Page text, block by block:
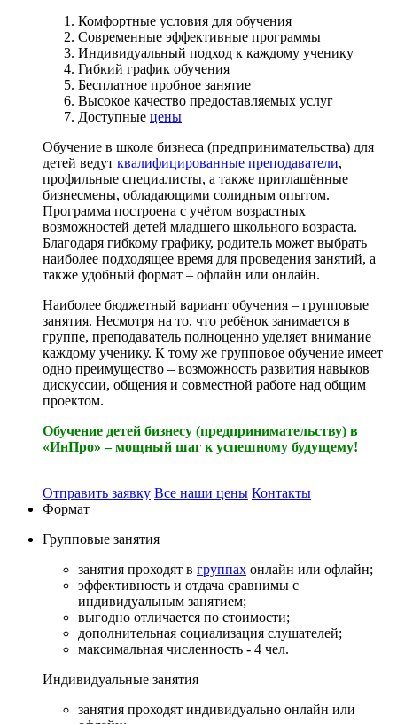
Комфортные условия для обучения
Современные эффективные программы
Индивидуальный подход к каждому ученику
Гибкий график обучения
Бесплатное пробное занятие
Высокое качество предоставляемых услуг
Доступные цены
Обучение в школе бизнеса (предпринимательства) для
детей ведут квалифицированные преподаватели,
профильные специалисты, а также приглашённые
бизнесмены, обладающими солидным опытом.
Программа построена с учётом возрастных
возможностей детей младшего школьного возраста.
Благодаря гибкому графику, родитель может выбрать
наиболее подходящее время для проведения занятий, а
также удобный формат – офлайн или онлайн.
Наиболее бюджетный вариант обучения – групповые
занятия. Несмотря на то, что ребёнок занимается в
группе, преподаватель полноценно уделяет внимание
каждому ученику. К тому же групповое обучение имеет
одно преимущество – возможность развития навыков
дискуссии, общения и совместной работе над общим
проектом.
Обучение детей бизнесу (предпринимательству) в
«ИнПро» – мощный шаг к успешному будущему!
Отправить заявку Все наши цены Контакты
Формат
Групповые занятия
занятия проходят в группах онлайн или офлайн;
эффективность и отдача сравнимы с
индивидуальным занятием;
выгодно отличается по стоимости;
дополнительная социализация слушателей;
максимальная численность - 4 чел.
Индивидуальные занятия
занятия проходят индивидуально онлайн или